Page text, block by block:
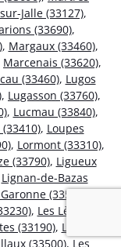
Jalle (33127),
(33690),
, Margaux (33460),
Marcenais (33620),
(33460), Lugos
, Lugasson (33760),
, Lucmau (33840),
, Loupes
, Lormont (33310),
(33790), Ligueux
Lignan-de-Bazas
(33550),
, Les Lèves-et-
(33190), Les
(33500), Les